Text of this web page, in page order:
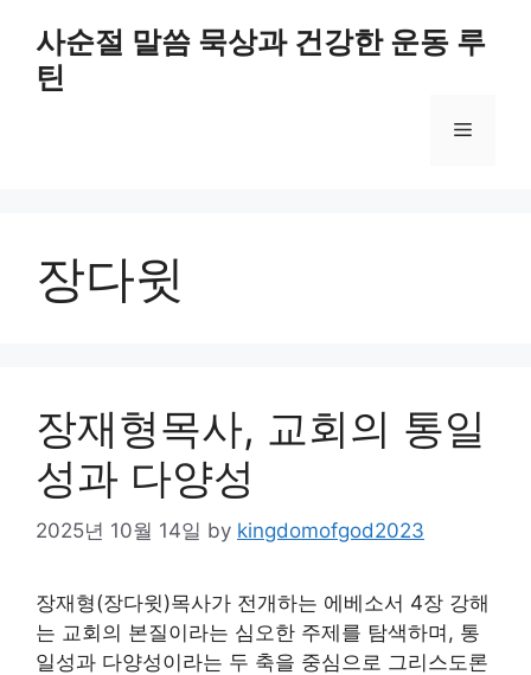
content
사순절 말씀 묵상과 건강한 운동 루
틴
Menu
장다윗
장재형목사, 교회의 통일
성과 다양성
2025년 10월 14일 by kingdomofgod2023
장재형(장다윗)목사가 전개하는 에베소서 4장 강해
는 교회의 본질이라는 심오한 주제를 탐색하며, 통
일성과 다양성이라는 두 축을 중심으로 그리스도론